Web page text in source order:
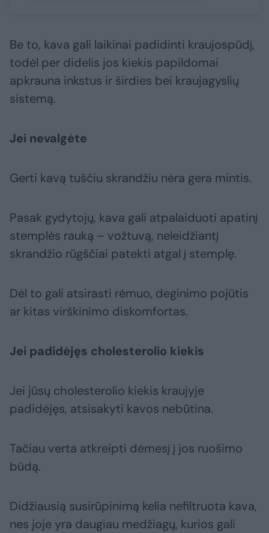
Be to, kava gali laikinai padidinti kraujospūdį,
todėl per didelis jos kiekis papildomai
apkrauna inkstus ir širdies bei kraujagyslių
sistemą.
Jei nevalgėte
Gerti kavą tuščiu skrandžiu nėra gera mintis.
Pasak gydytojų, kava gali atpalaiduoti apatinį
stemplės rauką – vožtuvą, neleidžiantį
skrandžio rūgščiai patekti atgal į stemplę.
Dėl to gali atsirasti rėmuo, deginimo pojūtis
ar kitas virškinimo diskomfortas.
Jei padidėjęs cholesterolio kiekis
Jei jūsų cholesterolio kiekis kraujyje
padidėjęs, atsisakyti kavos nebūtina.
Tačiau verta atkreipti dėmesį į jos ruošimo
būdą.
Didžiausią susirūpinimą kelia nefiltruota kava,
nes joje yra daugiau medžiagų, kurios gali